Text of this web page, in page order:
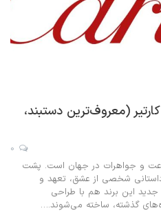
(معروف‌ترین دستبند،
و جواهرات در جهان است. پشت
شخصی از عشق، تعهد و
این برند هم با طراحی
گذشته، ساخته می‌شوند.…